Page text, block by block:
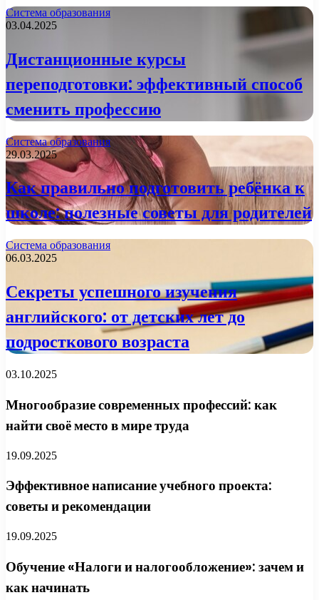
Система образования
03.04.2025
Дистанционные курсы
переподготовки: эффективный способ
сменить профессию
Система образования
29.03.2025
Как правильно подготовить ребёнка к
школе: полезные советы для родителей
Система образования
06.03.2025
Секреты успешного изучения
английского: от детских лет до
подросткового возраста
03.10.2025
Многообразие современных профессий: как
найти своё место в мире труда
19.09.2025
Эффективное написание учебного проекта:
советы и рекомендации
19.09.2025
Обучение «Налоги и налогообложение»: зачем и
как начинать